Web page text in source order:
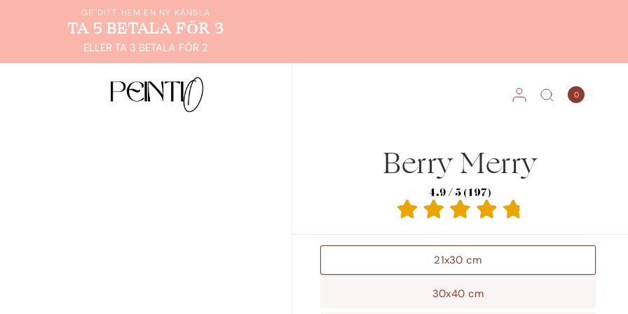
GE DITT HEM EN NY KÄNSLA
TA 5 BETALA FÖR 3
ELLER TA 3 BETALA FÖR 2
0
Berry Merry
21x30 cm
30x40 cm